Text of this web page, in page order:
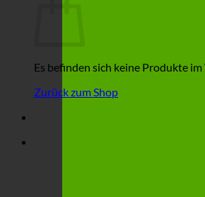
Es befinden sich keine Produkte
Zurück zum Shop